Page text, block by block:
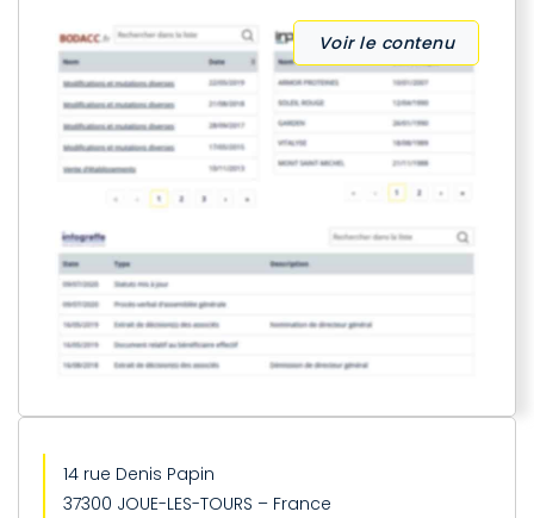
Voir le contenu
14 rue Denis Papin
37300 JOUE-LES-TOURS – France